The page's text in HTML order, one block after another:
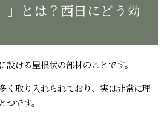
」とは？西日にどう効
ける屋根状の部材のことです。
く取り入れられており、実は非常に理
です。